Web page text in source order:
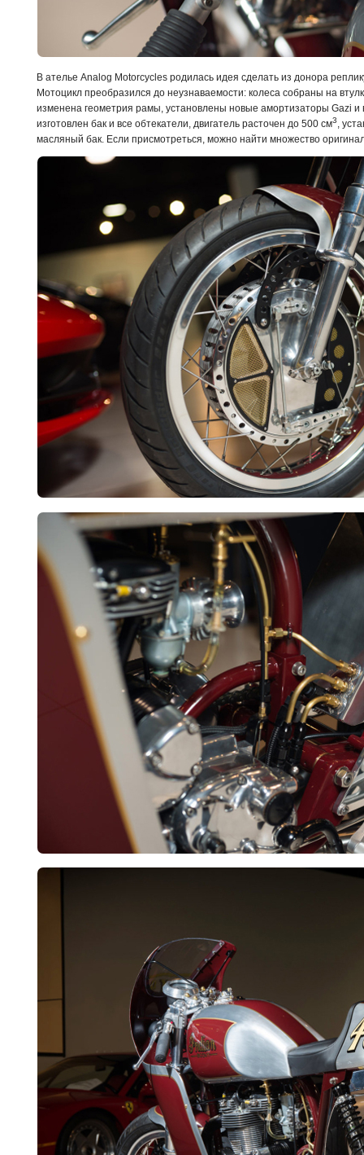
В ателье Analog Motorcycles родилась идея сделать из донора
Мотоцикл преобразился до неузнаваемости: колеса собраны на
изменена геометрия рамы, установлены новые амортизаторы Gazi и
изготовлен бак и все обтекатели, двигатель расточен до 500 см3,
масляный бак. Если присмотреться, можно найти множество